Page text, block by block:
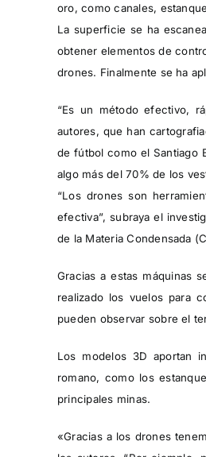
oro, como canales,
La superficie se ha
obtener elementos de
drones. Finalmente se ha
“Es un método efectivo,
autores, que han
de fútbol como el Santiago
algo más del 70% de los
“Los drones son
efectiva”, subraya el
de la Materia Condensada
Gracias a estas máquinas
realizado los vuelos para
pueden observar sobre el
Los modelos 3D aportan
romano, como los
principales minas.
«Gracias a los drones